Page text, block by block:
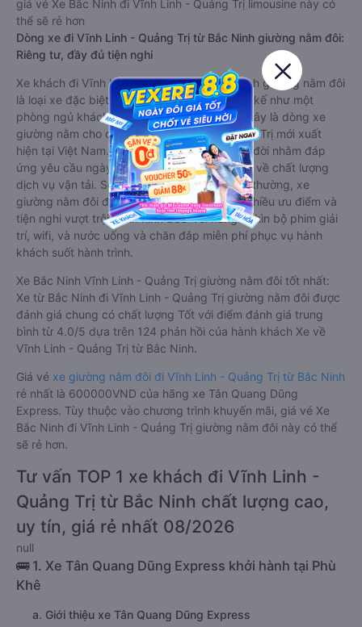
giá vé Xe Bắc Ninh đi Vĩnh Linh - Quảng Trị limousine này có
thể sẽ rẻ hơn
Dòng xe đi Vĩnh Linh - Quảng Trị từ Bắc Ninh giường nằm đôi:
Riêng tư, đầy đủ tiện nghi
Xe khách đi Vĩnh Linh - Quảng Trị từ Bắc Ninh giường nằm đôi
là loại xe đặc biệt. Với mỗi giường được thiết kế như một
phòng ngủ khách sạn sang trọng, hiện đại. Đây là dòng xe
giường nằm cho cặp đôi đi Vĩnh Linh - Quảng Trị mới xuất
hiện tại Việt Nam. Loại xe giường nằm đôi ra đời nhằm đáp
ứng yêu cầu ngày càng cao của khách hàng về chất lượng
dịch vụ vận tải. So với xe giường nằm thông thường, xe
giường nằm đôi đi Vĩnh Linh - Quảng Trị có nhiều ưu điểm và
tiện nghi vượt trội. Màn hình LCD với hàng nghìn bộ phim giải
trí, wifi, và nước uống và chăn đắp miễn phí phục vụ hành
khách suốt hành trình.
Xe Bắc Ninh Vĩnh Linh - Quảng Trị giường nằm đôi tốt nhất:
Xe từ Bắc Ninh đi Vĩnh Linh - Quảng Trị giường nằm đôi được
đánh giá chung có chất lượng Tốt với điểm đánh giá trung
bình từ 4.0/5 dựa trên 124 phản hồi của hành khách Xe về
Vĩnh Linh - Quảng Trị từ Bắc Ninh.
Giá vé xe giường nằm đôi đi Vĩnh Linh - Quảng Trị từ Bắc Ninh
rẻ nhất là 600000VND của hãng xe Tân Quang Dũng
Express. Tùy thuộc vào chương trình khuyến mãi, giá vé Xe
Bắc Ninh đi Vĩnh Linh - Quảng Trị giường nằm đôi này có thể
sẽ rẻ hơn.
Tư vấn TOP 1 xe khách đi Vĩnh Linh -
Quảng Trị từ Bắc Ninh chất lượng cao,
uy tín, giá rẻ nhất 08/2026
null
🚌 1. Xe Tân Quang Dũng Express khởi hành tại Phù
Khê
a. Giới thiệu xe Tân Quang Dũng Express